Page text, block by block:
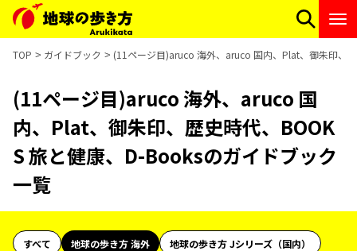
TOP ガイドブック (11ページ目)aruco 海外、aruco 国内、Plat、御朱印、
(11ページ目)aruco 海外、aruco 国
内、Plat、御朱印、歴史時代、BOOK
S 旅と健康、D-Booksのガイドブック
一覧
すべて 地球の歩き方 海外
地球の歩き方 Jシリーズ（国内）